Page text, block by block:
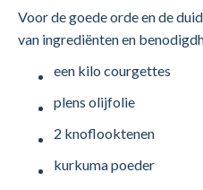
Voor de goede orde en de
van ingrediënten en
een kilo courgettes
plens olijfolie
2 knoflooktenen
kurkuma poeder